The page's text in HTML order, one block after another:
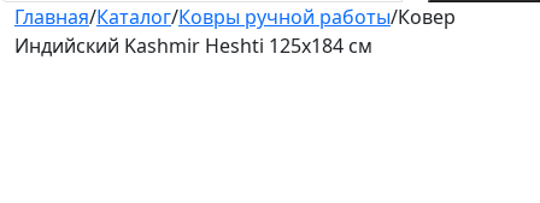
Главная/Каталог/Ковры ручной работы/Ковер
Индийский Kashmir Heshti 125x184 см